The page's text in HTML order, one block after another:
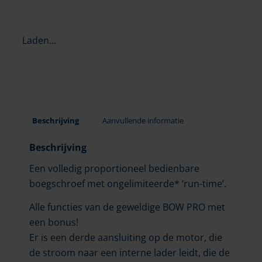
Laden...
Beschrijving Aanvullende informatie
Beschrijving
Een volledig proportioneel bedienbare
boegschroef met ongelimiteerde* ‘run-time’.
Alle functies van de geweldige BOW PRO met
een bonus!
Er is een derde aansluiting op de motor, die
de stroom naar een interne lader leidt, die de